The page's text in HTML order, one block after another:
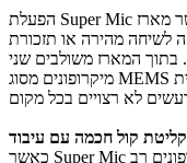
הפעלת Super Mic מתבצעת באמצעות כפתור הדיבור כאשר מארז
לשיחה מהירה או תזכורת
בתוך המארז משולבים שני
מיקרופונים מסוג MEMS עם טכנולוגיית Beamforming המתמקדים בקול
כאשר Super Mic אינו בשימוש, האוזניות נשענות על מיקרופונים רב